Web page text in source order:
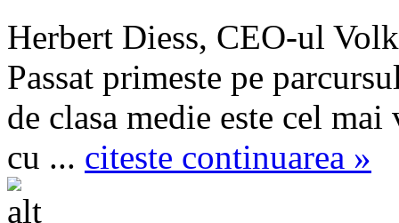
Herbert Diess, CEO-ul
Passat primeste pe
de clasa medie este cel
cu ... citeste continuarea »